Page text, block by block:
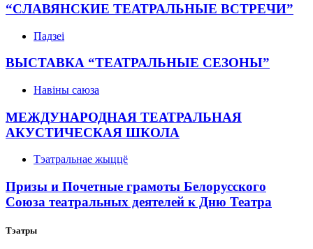
“СЛАВЯНСКИЕ ТЕАТРАЛЬНЫЕ ВСТРЕЧИ”
Падзеі
ВЫСТАВКА “ТЕАТРАЛЬНЫЕ СЕЗОНЫ”
Навіны саюза
МЕЖДУНАРОДНАЯ ТЕАТРАЛЬНАЯ
АКУСТИЧЕСКАЯ ШКОЛА
Тэатральнае жыццё
Призы и Почетные грамоты Белорусского
Союза театральных деятелей к Дню Театра
Тэатры